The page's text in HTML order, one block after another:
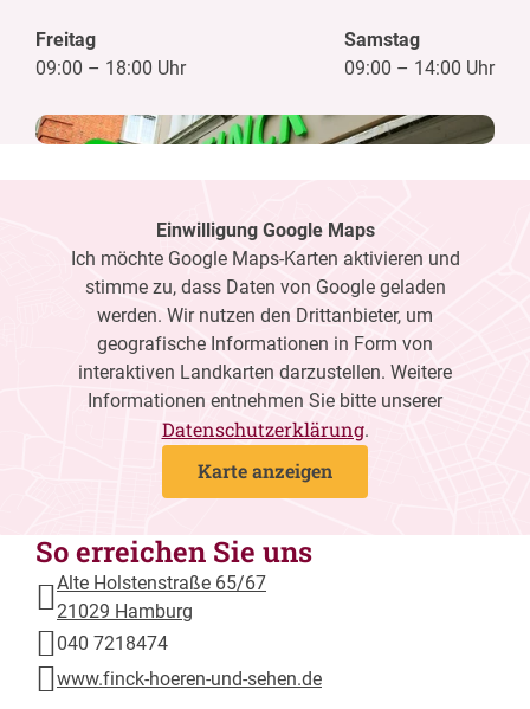
Freitag
09:00 – 18:00 Uhr
Samstag
09:00 – 14:00 Uhr
Einwilligung Google Maps
Ich möchte Google Maps-Karten aktivieren und
stimme zu, dass Daten von Google geladen
werden. Wir nutzen den Drittanbieter, um
geografische Informationen in Form von
interaktiven Landkarten darzustellen. Weitere
Informationen entnehmen Sie bitte unserer
Datenschutzerklärung.
Karte anzeigen
So erreichen Sie uns
Alte Holstenstraße 65/67
21029 Hamburg
040 7218474
www.finck-hoeren-und-sehen.de